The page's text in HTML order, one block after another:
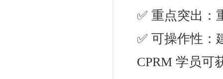
✅ 重点突出：
✅ 可操作性：
CPRM 学员可